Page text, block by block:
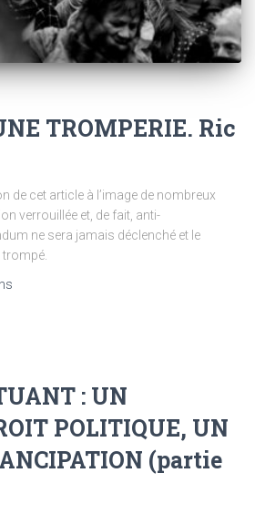
TROMPERIE. Ric
de cet article à l’image de nombreux
verrouillée et, de fait, anti-
ne sera jamais déclenché et le
: UN
POLITIQUE, UN
(partie